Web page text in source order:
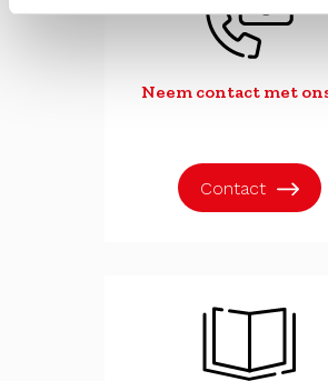
Neem contact met
Contact